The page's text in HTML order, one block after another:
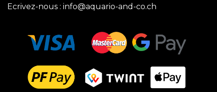
Ecrivez-nous : info@aquario-and-co.ch